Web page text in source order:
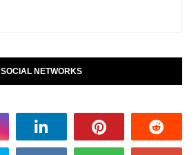
SOCIAL NETWORKS